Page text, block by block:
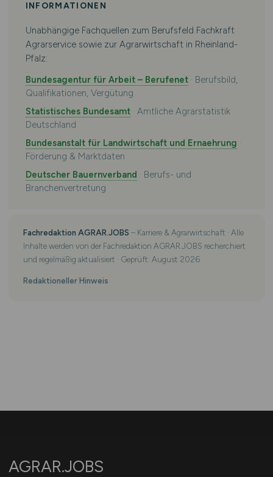
INFORMATIONEN
Unabhängige Fachquellen zum Berufsfeld Fachkraft
Agrarservice sowie zur Agrarwirtschaft in Rheinland-
Pfalz:
Bundesagentur für Arbeit – Berufenet· Berufsbild,
Qualifikationen, Vergütung
Statistisches Bundesamt· Amtliche Agrarstatistik
Deutschland
Bundesanstalt für Landwirtschaft und Ernaehrung ·
Förderung & Marktdaten
Deutscher Bauernverband · Berufs- und
Branchenvertretung
Fachredaktion AGRAR.JOBS – Karriere & Agrarwirtschaft · Alle
Inhalte werden von der Fachredaktion AGRAR.JOBS recherchiert
und regelmäßig aktualisiert · Geprüft: August 2026
Redaktioneller Hinweis
AGRAR.JOBS